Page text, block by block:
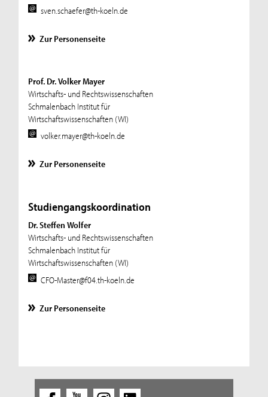
sven.schaefer@th-koeln.de
Zur Personenseite
Prof. Dr. Volker Mayer
Wirtschafts- und Rechtswissenschaften
Schmalenbach Institut für
Wirtschaftswissenschaften (WI)
volker.mayer@th-koeln.de
Zur Personenseite
Studiengangskoordination
Dr. Steffen Wolfer
Wirtschafts- und Rechtswissenschaften
Schmalenbach Institut für
Wirtschaftswissenschaften (WI)
CFO-Master@f04.th-koeln.de
Zur Personenseite